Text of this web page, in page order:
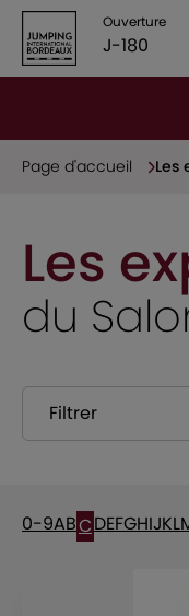
Ouverture
J-180
Page d'accueil Les
Les
du
Filtrer
0-9ABCDEFGHIJKL